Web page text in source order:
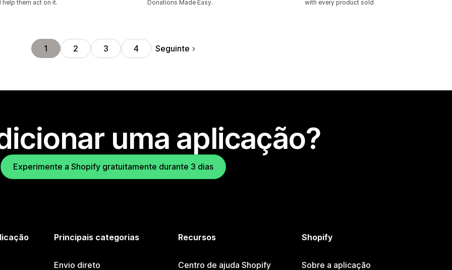
help them act on it.
Donations Made Easy.
with every product sold
1 2 3 4 Seguinte
uma aplicação?
Experimente a Shopify gratuitamente durante 3 dias
Principais categorias
Envio direto
Recursos
Centro de ajuda Shopify
Shopify
Sobre a aplicação